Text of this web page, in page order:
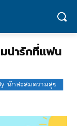
น่ารักที่แฟน
นักสะสมความสุข